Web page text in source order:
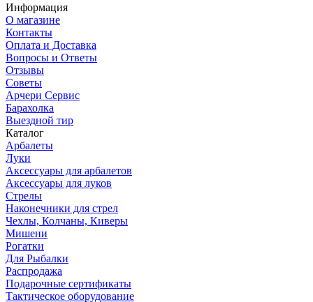
Информация
О магазине
Контакты
Оплата и Доставка
Вопросы и Ответы
Отзывы
Советы
Арчери Сервис
Барахолка
Выездной тир
Каталог
Арбалеты
Луки
Аксессуары для арбалетов
Аксессуары для луков
Стрелы
Наконечники для стрел
Чехлы, Колчаны, Киверы
Мишени
Рогатки
Для Рыбалки
Распродажа
Подарочные сертификаты
Тактическое оборудование